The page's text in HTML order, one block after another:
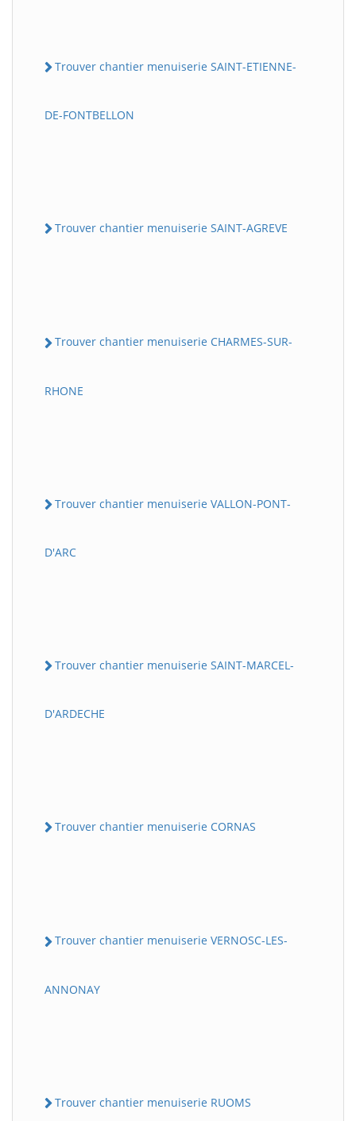
Trouver chantier menuiserie SAINT-ETIENNE-
DE-FONTBELLON
Trouver chantier menuiserie SAINT-AGREVE
Trouver chantier menuiserie CHARMES-SUR-
RHONE
Trouver chantier menuiserie VALLON-PONT-
D'ARC
Trouver chantier menuiserie SAINT-MARCEL-
D'ARDECHE
Trouver chantier menuiserie CORNAS
Trouver chantier menuiserie VERNOSC-LES-
ANNONAY
Trouver chantier menuiserie RUOMS